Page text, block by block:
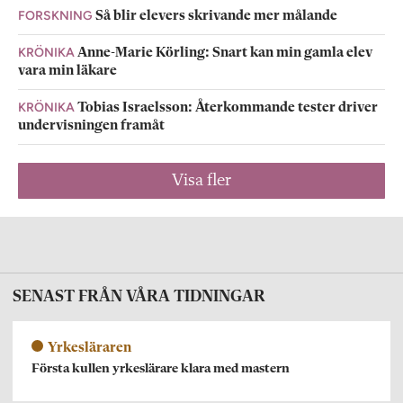
FORSKNING Så blir elevers skrivande mer målande
KRÖNIKAAnne-Marie Körling: Snart kan min gamla elev
vara min läkare
KRÖNIKATobias Israelsson: Återkommande tester driver
undervisningen framåt
Visa fler
SENAST FRÅN VÅRA TIDNINGAR
Yrkesläraren
Första kullen yrkeslärare klara med mastern